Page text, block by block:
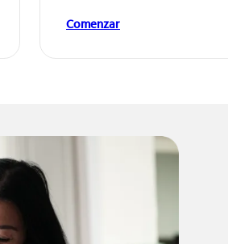
Comenzar